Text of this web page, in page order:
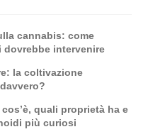
cannabis: come
dovrebbe intervenire
la coltivazione
quali proprietà ha e
più curiosi